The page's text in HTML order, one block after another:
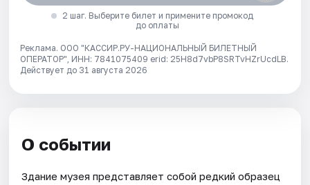
2 шаг. Выберите билет и примените промокод
до оплаты
Реклама. ООО "КАССИР.РУ-НАЦИОНАЛЬНЫЙ БИЛЕТНЫЙ
ОПЕРАТОР", ИНН: 7841075409 erid: 25H8d7vbP8SRTvHZrUcdLB.
Действует до 31 августа 2026
О событии
Здание музея представляет собой редкий образец